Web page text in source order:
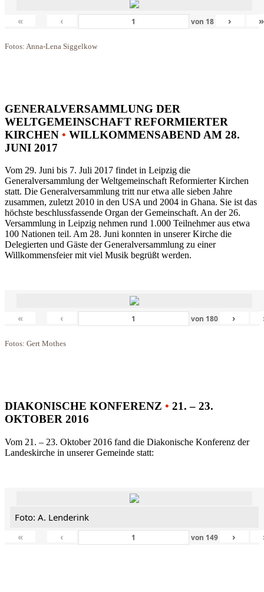
« ‹ von 18 › »
Fotos: Anna-Lena Siggelkow
GENERALVERSAMMLUNG DER
WELTGEMEINSCHAFT REFORMIERTER
KIRCHEN • WILLKOMMENSABEND AM 28.
JUNI 2017
Vom 29. Juni bis 7. Juli 2017 findet in Leipzig die
Generalversammlung der Weltgemeinschaft Reformierter Kirchen
statt. Die Generalversammlung tritt nur etwa alle sieben Jahre
zusammen, zuletzt 2010 in den USA und 2004 in Ghana. Sie ist das
höchste beschlussfassende Organ der Gemeinschaft. An der 26.
Versammlung in Leipzig nehmen rund 1.000 Teilnehmer aus etwa
100 Nationen teil. Am 28. Juni konnten in unserer Kirche die
Delegierten und Gäste der Generalversammlung zu einer
Willkommensfeier mit viel Musik begrüßt werden.
« ‹ von 180 ›
Fotos: Gert Mothes
DIAKONISCHE KONFERENZ • 21. – 23.
OKTOBER 2016
Vom 21. – 23. Oktober 2016 fand die Diakonische Konferenz der
Landeskirche in unserer Gemeinde statt:
Foto: A. Lenderink
«
‹ von 149 ›